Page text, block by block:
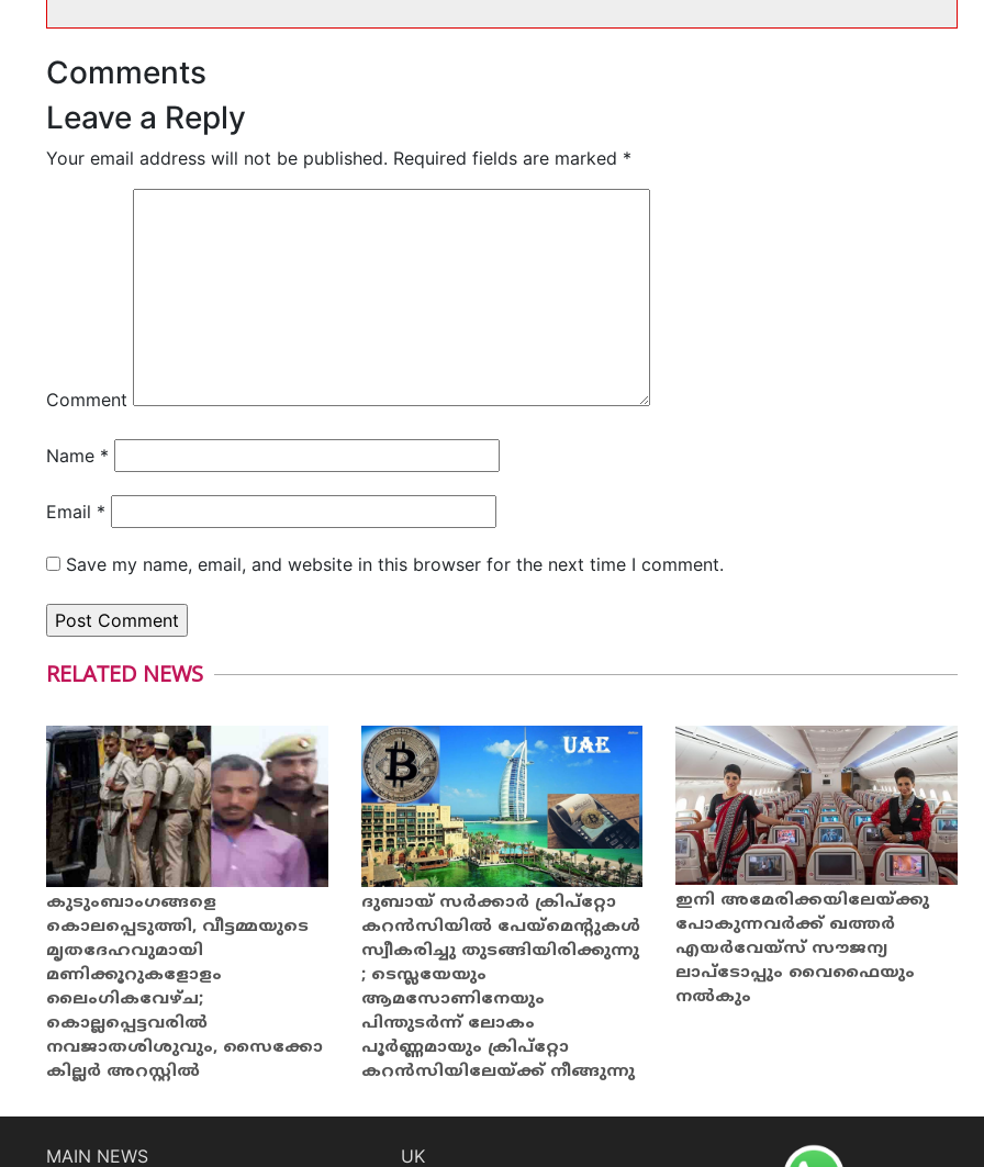
Comments
Leave a Reply
Your email address will not be published. Required fields are marked *
Comment
Name *
Email *
Save my name, email, and website in this browser for the next time I comment.
RELATED NEWS
കുടുംബാംഗങ്ങളെ
കൊലപ്പെടുത്തി, വീട്ടമ്മയുടെ
മൃതദേഹവുമായി
മണിക്കൂറുകളോളം
ലൈംഗികവേഴ്ച;
കൊല്ലപ്പെട്ടവരിൽ
നവജാതശിശുവും, സൈക്കോ
കില്ലർ അറസ്റ്റിൽ
ദുബായ് സർക്കാർ ക്രിപ്റ്റോ
കറൻസിയിൽ പേയ്‌മെന്റുകൾ
സ്വീകരിച്ചു തുടങ്ങിയിരിക്കുന്നു
; ടെസ്ലയേയും
ആമസോണിനേയും
പിന്തുടർന്ന് ലോകം
പൂർണ്ണമായും ക്രിപ്റ്റോ
കറൻസിയിലേയ്ക്ക് നീങ്ങുന്നു
ഇനി അമേരിക്കയിലേയ്ക്കു
പോകുന്നവർക്ക് ഖത്തർ
എയർവേയ്സ് സൗജന്യ
ലാപ്ടോപ്പും വൈഫൈയും
നല്‍കും
MAIN NEWS UK